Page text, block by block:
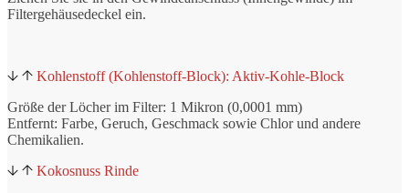
Filtergehäusedeckel ein.
Kohlenstoff (Kohlenstoff-Block): Aktiv-Kohle-Block
Größe der Löcher im Filter: 1 Mikron (0,0001 mm)
Entfernt: Farbe, Geruch, Geschmack sowie Chlor und andere
Chemikalien.
Kokosnuss Rinde